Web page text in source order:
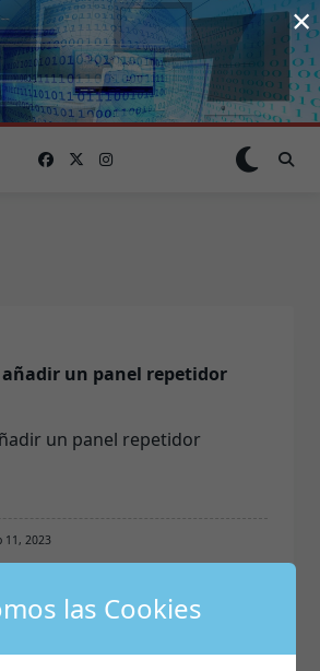
añadir un panel repetidor
un panel repetidor
11, 2023
×
las Cookies